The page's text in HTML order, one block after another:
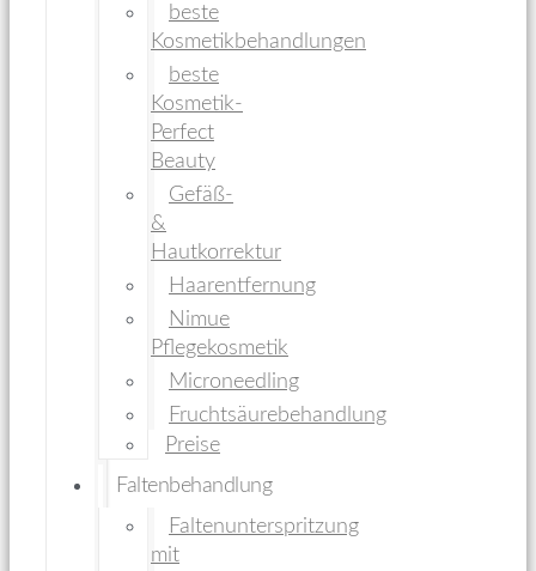
beste
Kosmetikbehandlungen
beste
Kosmetik-
Perfect
Beauty
Gefäß-
&
Hautkorrektur
Haarentfernung
Nimue
Pflegekosmetik
Microneedling
Fruchtsäurebehandlung
Preise
Faltenbehandlung
Faltenunterspritzung
mit